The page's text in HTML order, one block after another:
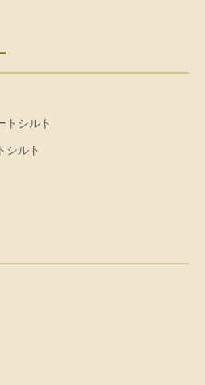
トシルト
シルト